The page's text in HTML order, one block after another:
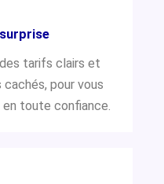
tarifs clairs et
pour vous
toute confiance.